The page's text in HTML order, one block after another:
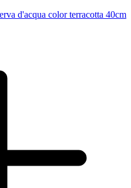
d'acqua color terracotta 40cm